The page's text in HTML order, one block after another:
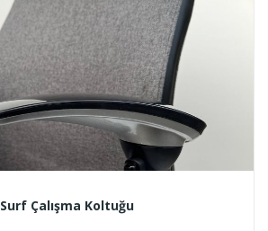
Surf Çalışma Koltuğu